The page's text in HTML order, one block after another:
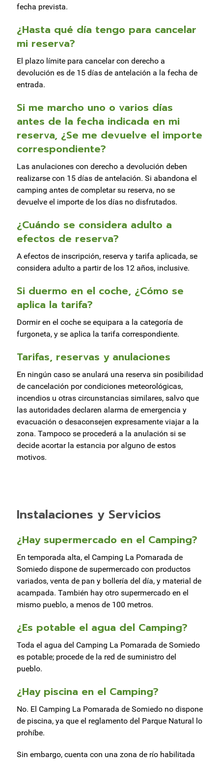
fecha prevista.
¿Hasta qué día tengo para cancelar
mi reserva?
El plazo límite para cancelar con derecho a
devolución es de 15 días de antelación a la fecha de
entrada.
Si me marcho uno o varios días
antes de la fecha indicada en mi
reserva, ¿Se me devuelve el importe
correspondiente?
Las anulaciones con derecho a devolución deben
realizarse con 15 días de antelación. Si abandona el
camping antes de completar su reserva, no se
devuelve el importe de los días no disfrutados.
¿Cuándo se considera adulto a
efectos de reserva?
A efectos de inscripción, reserva y tarifa aplicada, se
considera adulto a partir de los 12 años, inclusive.
Si duermo en el coche, ¿Cómo se
aplica la tarifa?
Dormir en el coche se equipara a la categoría de
furgoneta, y se aplica la tarifa correspondiente.
Tarifas, reservas y anulaciones
En ningún caso se anulará una reserva sin posibilidad
de cancelación por condiciones meteorológicas,
incendios u otras circunstancias similares, salvo que
las autoridades declaren alarma de emergencia y
evacuación o desaconsejen expresamente viajar a la
zona. Tampoco se procederá a la anulación si se
decide acortar la estancia por alguno de estos
motivos.
Instalaciones y Servicios
¿Hay supermercado en el Camping?
En temporada alta, el Camping La Pomarada de
Somiedo dispone de supermercado con productos
variados, venta de pan y bollería del día, y material de
acampada. También hay otro supermercado en el
mismo pueblo, a menos de 100 metros.
¿Es potable el agua del Camping?
Toda el agua del Camping La Pomarada de Somiedo
es potable; procede de la red de suministro del
pueblo.
¿Hay piscina en el Camping?
No. El Camping La Pomarada de Somiedo no dispone
de piscina, ya que el reglamento del Parque Natural lo
prohíbe.
Sin embargo, cuenta con una zona de río habilitada